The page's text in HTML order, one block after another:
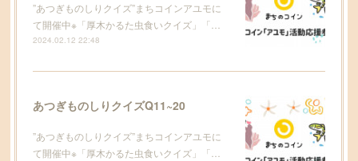
”あつぎものしりクイズ”まちコインアユモに
て開催中※「厚木かるた虫食いクイズ」「…
2024.02.12 22:48
あつぎものしりクイズQ11~20
”あつぎものしりクイズ”まちコインアユモに
て開催中※「厚木かるた虫食いクイズ」「…